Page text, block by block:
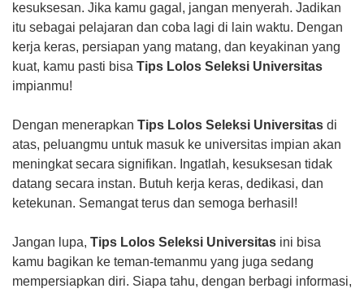
kesuksesan. Jika kamu gagal, jangan menyerah. Jadikan
itu sebagai pelajaran dan coba lagi di lain waktu. Dengan
kerja keras, persiapan yang matang, dan keyakinan yang
kuat, kamu pasti bisa Tips Lolos Seleksi Universitas
impianmu!
Dengan menerapkan Tips Lolos Seleksi Universitas di
atas, peluangmu untuk masuk ke universitas impian akan
meningkat secara signifikan. Ingatlah, kesuksesan tidak
datang secara instan. Butuh kerja keras, dedikasi, dan
ketekunan. Semangat terus dan semoga berhasil!
Jangan lupa, Tips Lolos Seleksi Universitas ini bisa
kamu bagikan ke teman-temanmu yang juga sedang
mempersiapkan diri. Siapa tahu, dengan berbagi informasi,